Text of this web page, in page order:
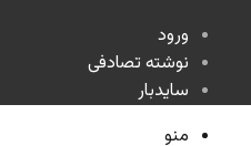
ورود
نوشته تصادفی
سایدبار
منو